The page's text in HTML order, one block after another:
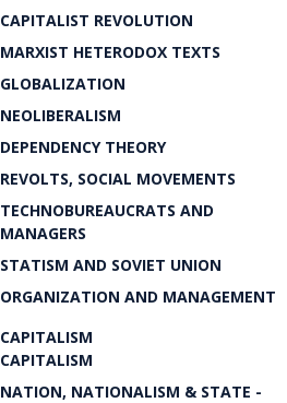
CAPITALIST REVOLUTION
MARXIST HETERODOX TEXTS
GLOBALIZATION
NEOLIBERALISM
DEPENDENCY THEORY
REVOLTS, SOCIAL MOVEMENTS
TECHNOBUREAUCRATS AND
MANAGERS
STATISM AND SOVIET UNION
ORGANIZATION AND MANAGEMENT
CAPITALISM
CAPITALISM
NATION, NATIONALISM & STATE -